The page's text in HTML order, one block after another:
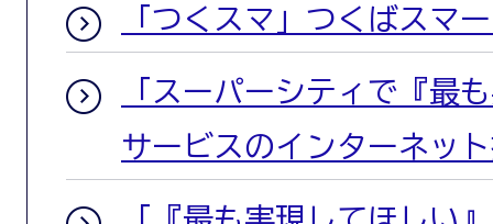
「つくスマ」つくばスマ
「スーパーシティで『最
サービスのインターネッ